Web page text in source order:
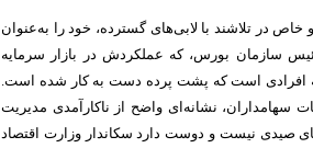
در تلاشند با لابی‌های گسترده، خود را به‌عنوان
سازمان بورس، که عملکردش در بازار سرمایه
افرادی است که پشت پرده دست به کار شده است.
نشانه‌ای واضح از ناکارآمدی مدیریت
صیدی نیست و دوست دارد سکاندار وزارت اقتصاد